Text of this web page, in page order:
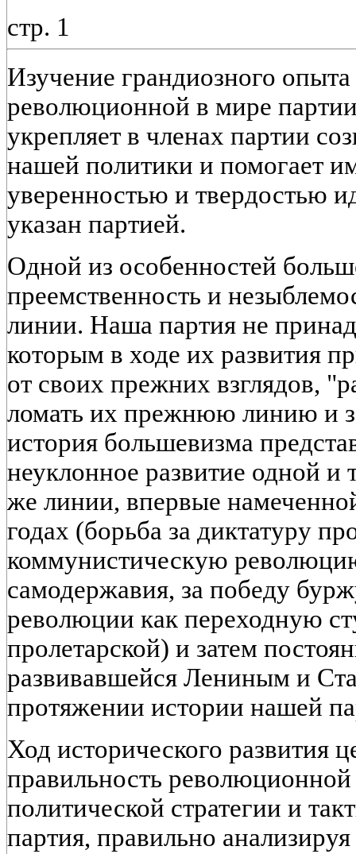
стр. 1
Изучение грандиозного
революционной в мире
укрепляет в членах партии
нашей политики и помогает
уверенностью и твердостью
указан партией.
Одной из особенностей
преемственность и
линии. Наша партия не
которым в ходе их развития
от своих прежних взглядов,
ломать их прежнюю линию и
история большевизма
неуклонное развитие одной
же линии, впервые
годах (борьба за диктатуру
коммунистическую
самодержавия, за победу
революции как переходную
пролетарской) и затем
развивавшейся Лениным и
протяжении истории нашей
Ход исторического развития
правильность
политической стратегии и
партия, правильно